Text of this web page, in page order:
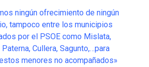
ningún ofrecimiento de ningún
tampoco entre los municipios
por el PSOE como Mislata,
Paterna, Cullera, Sagunto,…para
menores no acompañados»